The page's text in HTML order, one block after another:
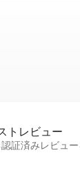
ト⁠レ⁠ビ⁠ュ⁠ー
証済みレビュ